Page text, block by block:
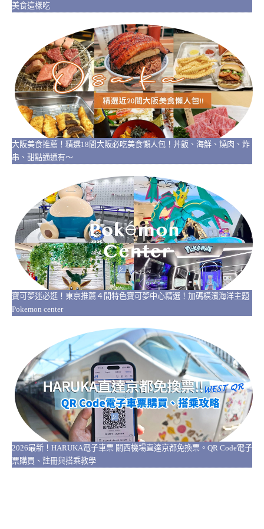
美食這樣吃
大阪美食推薦！精選18間大阪必吃美食懶人包！丼飯、海鮮、燒肉、炸
串、甜點通通有～
寶可夢迷必逛！東京推薦４間特色寶可夢中心精選！加碼橫濱海洋主題
Pokemon center
2026最新！HARUKA電子車票 關西機場直達京都免換票。QR Code電子
票購買、註冊與搭乘教學